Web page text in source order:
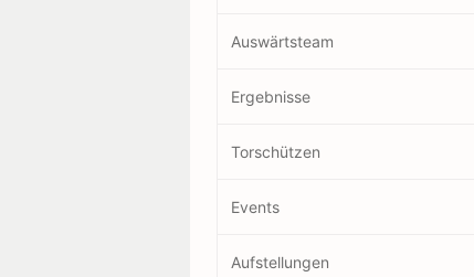
Auswärtsteam
Ergebnisse
Torschützen
Events
Aufstellungen